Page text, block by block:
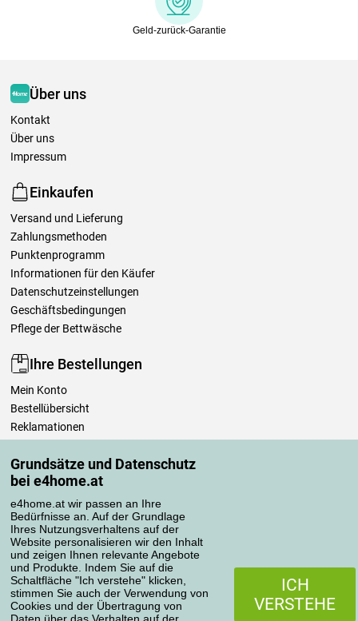
Grundsätze und Datenschutz
bei e4home.at
e4home.at wir passen an Ihre
Bedürfnisse an. Auf der Grundlage
Ihres Nutzungsverhaltens auf der
Website personalisieren wir den Inhalt
und zeigen Ihnen relevante Angebote
und Produkte. Indem Sie auf die
Schaltfläche "Ich verstehe" klicken,
stimmen Sie auch der Verwendung von
Cookies und der Übertragung von
ICH
VERSTEHE
Geld-zurück-Garantie
Über uns
Kontakt
Über uns
Impressum
Einkaufen
Versand und Lieferung
Zahlungsmethoden
Punktenprogramm
Informationen für den Käufer
Datenschutzeinstellungen
Geschäftsbedingungen
Pflege der Bettwäsche
Ihre Bestellungen
Mein Konto
Bestellübersicht
Reklamationen
Einfach mehr wissen
Richtlinien zur Verarbeitung von Bewertungen
Transportarten
Zahlungsmethoden